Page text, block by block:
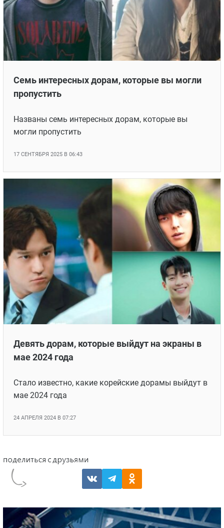
Семь интересных дорам, которые вы могли
пропустить
Названы семь интересных дорам, которые вы
могли пропустить
17 СЕНТЯБРЯ 2025 В 06:43
Девять дорам, которые выйдут на экраны в
мае 2024 года
Стало известно, какие корейские дорамы выйдут в
мае 2024 года
24 АПРЕЛЯ 2024 В 07:27